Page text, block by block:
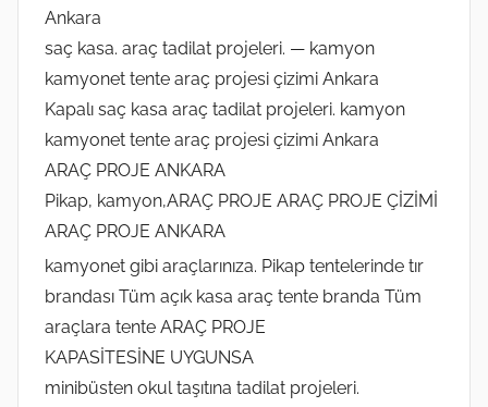
Ankara
saç kasa. araç tadilat projeleri. — kamyon
kamyonet tente araç projesi çizimi Ankara
Kapalı saç kasa araç tadilat projeleri. kamyon
kamyonet tente araç projesi çizimi Ankara
ARAÇ PROJE ANKARA
Pikap, kamyon,ARAÇ PROJE ARAÇ PROJE ÇİZİMİ
ARAÇ PROJE ANKARA
kamyonet gibi araçlarınıza. Pikap tentelerinde tır
brandası Tüm açık kasa araç tente branda Tüm
araçlara tente ARAÇ PROJE
KAPASİTESİNE UYGUNSA
minibüsten okul taşıtına tadilat projeleri.